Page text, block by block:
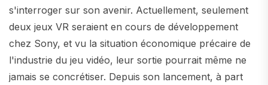
s'interroger sur son avenir. Actuellement, seulement
deux jeux VR seraient en cours de développement
chez Sony, et vu la situation économique précaire de
l'industrie du jeu vidéo, leur sortie pourrait même ne
jamais se concrétiser. Depuis son lancement, à part